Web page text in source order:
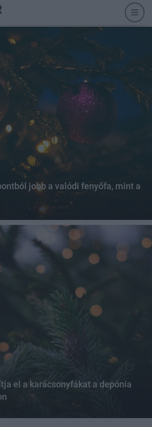
jobb a valódi fenyőfa, mint a
el a karácsonyfákat a depónia